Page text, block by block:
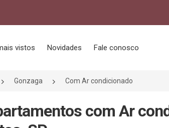
vistos Novidades Fale conosco
Gonzaga Com Ar condicionado
com Ar